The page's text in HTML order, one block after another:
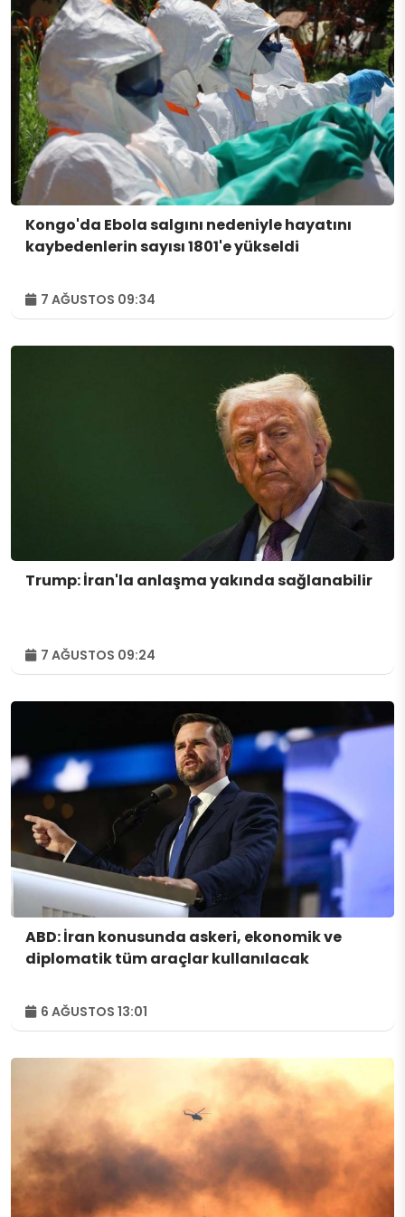
Kongo'da Ebola salgını nedeniyle hayatını
kaybedenlerin sayısı 1801'e yükseldi
7 AĞUSTOS 09:34
Trump: İran'la anlaşma yakında sağlanabilir
7 AĞUSTOS 09:24
ABD: İran konusunda askeri, ekonomik ve
diplomatik tüm araçlar kullanılacak
6 AĞUSTOS 13:01